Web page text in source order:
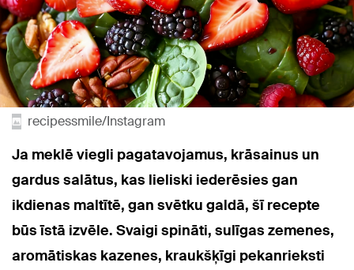
recipessmile/Instagram
Ja meklē viegli pagatavojamus, krāsainus un
gardus salātus, kas lieliski iederēsies gan
ikdienas maltītē, gan svētku galdā, šī recepte
būs īstā izvēle. Svaigi spināti, sulīgas zemenes,
aromātiskas kazenes, kraukšķīgi pekanrieksti